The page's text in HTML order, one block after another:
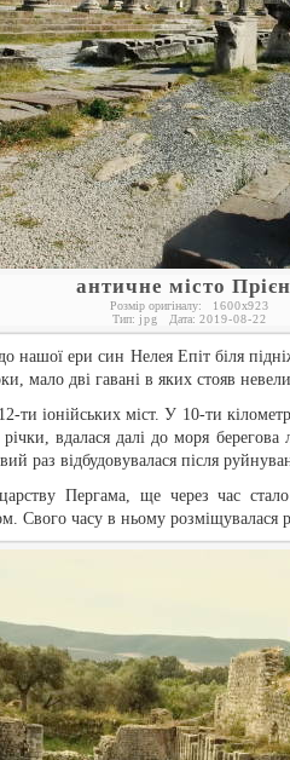
античне місто
Розмір оригіналу: 1600x923
Тип: jpg Дата: 2019-08-22
нашої ери син Нелея Епіт біля
мало дві гавані в яких стояв
ти іонійських міст. У 10-ти
річки, вдалася далі до моря берегова
раз відбудовувалася після
Пергама, ще через час
Свого часу в ньому розміщувалася